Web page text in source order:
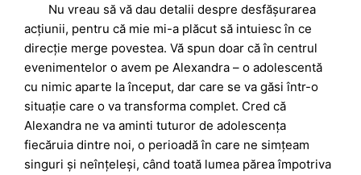
Nu vreau să vă dau detalii despre desfășurarea
acțiunii, pentru că mie mi-a plăcut să intuiesc în ce
direcție merge povestea. Vă spun doar că în centrul
evenimentelor o avem pe Alexandra – o adolescentă
cu nimic aparte la început, dar care se va găsi într-o
situație care o va transforma complet. Cred că
Alexandra ne va aminti tuturor de adolescența
fiecăruia dintre noi, o perioadă în care ne simțeam
singuri și neînțeleși, când toată lumea părea împotriva